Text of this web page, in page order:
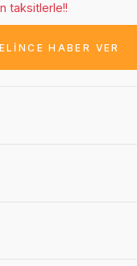
taksitlerle!!
HABER VER